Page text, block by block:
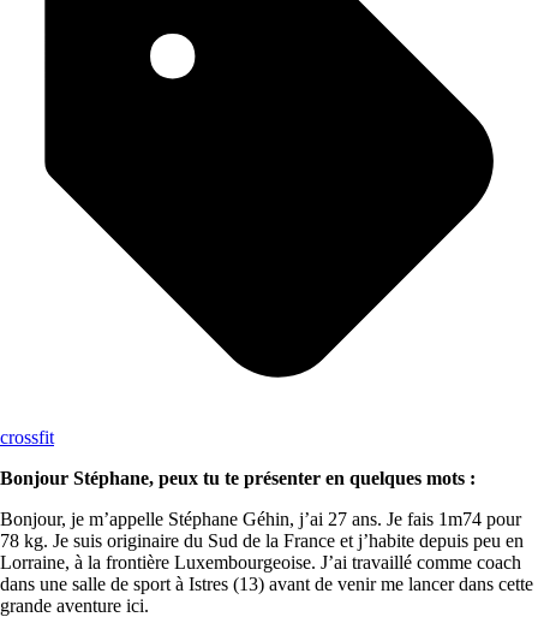
crossfit
Bonjour Stéphane, peux tu te présenter en quelques mots :
Bonjour, je m’appelle Stéphane Géhin, j’ai 27 ans. Je fais 1m74 pour
78 kg. Je suis originaire du Sud de la France et j’habite depuis peu en
Lorraine, à la frontière Luxembourgeoise. J’ai travaillé comme coach
dans une salle de sport à Istres (13) avant de venir me lancer dans cette
grande aventure ici.